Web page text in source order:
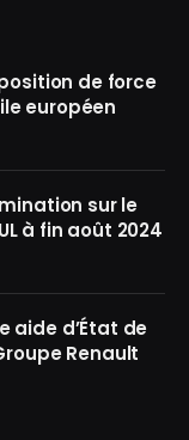
de force
européen
sur le
à fin août 2024
aide d’État de
Renault